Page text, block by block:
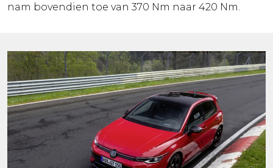
nam bovendien toe van 370 Nm naar 420 Nm.